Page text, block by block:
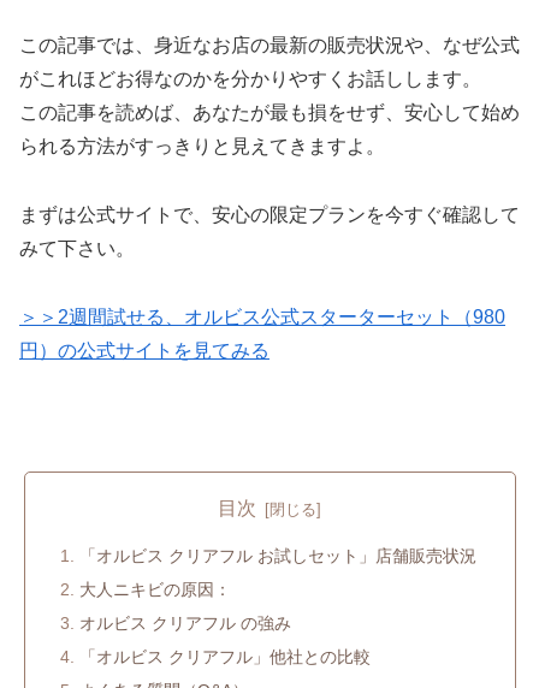
この記事では、身近なお店の最新の販売状況や、なぜ公式
がこれほどお得なのかを分かりやすくお話しします。
この記事を読めば、あなたが最も損をせず、安心して始め
られる方法がすっきりと見えてきますよ。
まずは公式サイトで、安心の限定プランを今すぐ確認して
みて下さい。
＞＞2週間試せる、オルビス公式スターターセット（980
円）の公式サイトを見てみる
目次
「オルビス クリアフル お試しセット」店舗販売状況
大人ニキビの原因：
オルビス クリアフル の強み
「オルビス クリアフル」他社との比較